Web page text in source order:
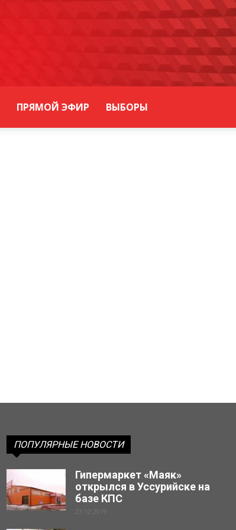
ПРЯМОЙ ЭФИР ВЫБОРЫ
ПОПУЛЯРНЫЕ НОВОСТИ
Гипермаркет «Маяк»
открылся в Уссурийске на
базе КПС
23.12.2019